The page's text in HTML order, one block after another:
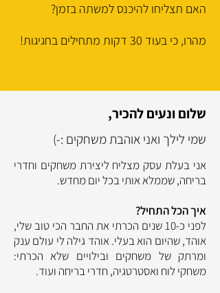
האם תצליחו להיכנס למשתה בזמן?
מהרו, כי בעוד 30 דקות מתחילים בחגיגות!
שלום ונעים להכיר,
שמי לילך ואני אוהבת משחקים :-)
אני בעלת עסק מצליח ליצירת משחקים וחדרי
בריחה, שממלא אותי בכל יום מחדש.
איך הכל התחיל?
לפני כ-10 שנים הכרתי את החבר הכי טוב שלי,
אוהד, שהיום הוא בעלי. אוהד גילה לי עולם ענק
ומרתק של משחקים ובילויים שלא הכרתי:
משחקי לוח ואסטרטגיה, חדרי בריחה ועוד.